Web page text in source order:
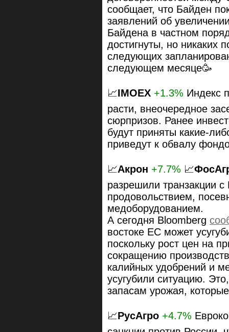
сообщает, что Байден
заявлений об
Байдена в частном
достигнуты, но никаких
следующих
следующем месяце🥳
📈IMOEX +1.3% Индекс
расти, внеочередное
сюрпризов. Ранее
будут приняты какие-
приведут к обвалу
📈Акрон +7.7% 📈
разрешили транзакции
продовольствием,
медоборудованием.
А сегодня Bloomberg
востоке ЕС может
поскольку рост цен на
сокращению
калийных удобрений и
усугубили ситуацию.
запасам урожая,
📈РусАгро +4.7%